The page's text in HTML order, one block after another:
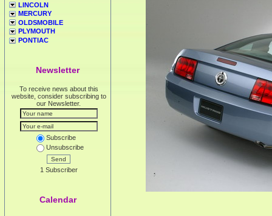
LINCOLN
MERCURY
OLDSMOBILE
PLYMOUTH
PONTIAC
Newsletter
To receive news about this
website, consider subscribing to
our Newsletter.
Subscribe
Unsubscribe
Send
1 Subscriber
Calendar